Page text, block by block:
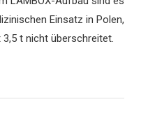
Einsatz in Polen,
t nicht überschreitet.